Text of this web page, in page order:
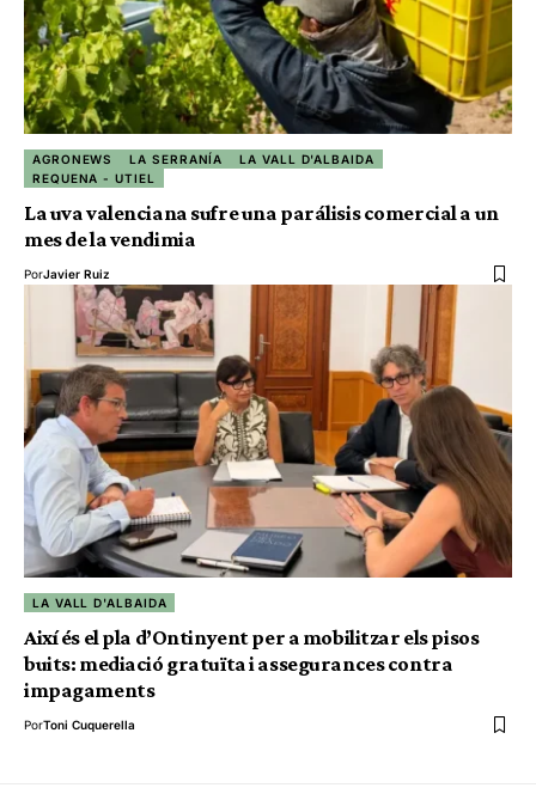
AGRONEWS LA SERRANÍA
LA VALL D'ALBAIDA
REQUENA - UTIEL
La uva valenciana sufre una parálisis comercial a un
mes de la vendimia
PorJavier Ruiz
LA VALL D'ALBAIDA
Així és el pla d’Ontinyent per a mobilitzar els pisos
buits: mediació gratuïta i assegurances contra
impagaments
PorToni Cuquerella